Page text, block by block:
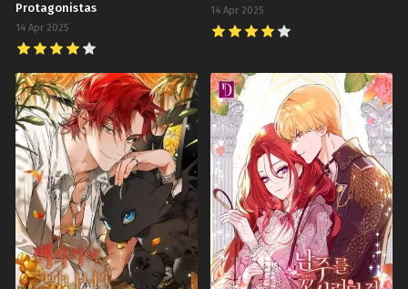
Protagonistas
14 Apr 2025
14 Apr 2025